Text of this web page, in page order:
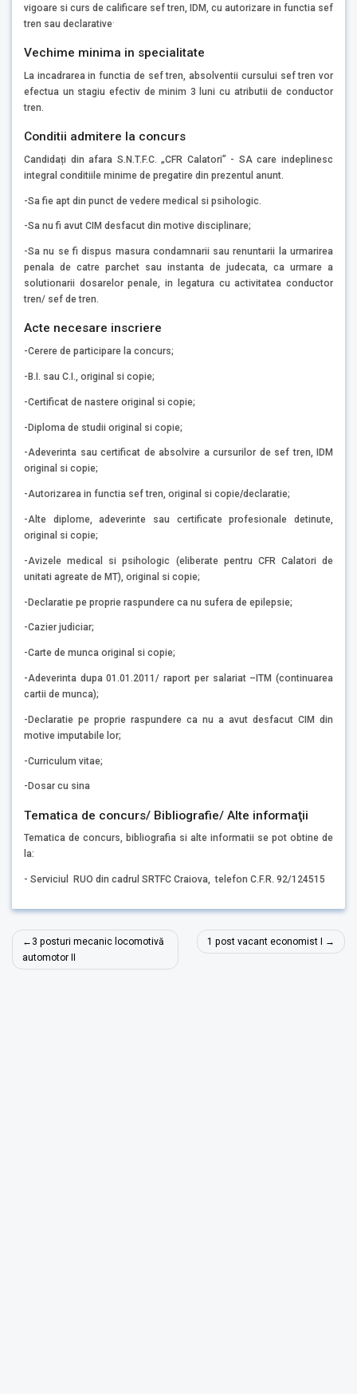
vigoare si curs de calificare sef tren, IDM, cu autorizare in functia sef
tren sau declarative.
Vechime minima in specialitate
La incadrarea in functia de sef tren, absolventii cursului sef tren vor
efectua un stagiu efectiv de minim 3 luni cu atributii de conductor
tren.
Conditii admitere la concurs
Candidați din afara S.N.T.F.C. „CFR Calatori” - SA care indeplinesc
integral conditiile minime de pregatire din prezentul anunt.
-Sa fie apt din punct de vedere medical si psihologic.
-Sa nu fi avut CIM desfacut din motive disciplinare;
-Sa nu se fi dispus masura condamnarii sau renuntarii la urmarirea
penala de catre parchet sau instanta de judecata, ca urmare a
solutionarii dosarelor penale, in legatura cu activitatea conductor
tren/ sef de tren.
Acte necesare inscriere
-Cerere de participare la concurs;
-B.I. sau C.I., original si copie;
-Certificat de nastere original si copie;
-Diploma de studii original si copie;
-Adeverinta sau certificat de absolvire a cursurilor de sef tren, IDM
original si copie;
-Autorizarea in functia sef tren, original si copie/declaratie;
-Alte diplome, adeverinte sau certificate profesionale detinute,
original si copie;
-Avizele medical si psihologic (eliberate pentru CFR Calatori de
unitati agreate de MT), original si copie;
-Declaratie pe proprie raspundere ca nu sufera de epilepsie;
-Cazier judiciar;
-Carte de munca original si copie;
-Adeverinta dupa 01.01.2011/ raport per salariat –ITM (continuarea
cartii de munca);
-Declaratie pe proprie raspundere ca nu a avut desfacut CIM din
motive imputabile lor;
-Curriculum vitae;
-Dosar cu sina
Tematica de concurs/ Bibliografie/ Alte informaţii
Tematica de concurs, bibliografia si alte informatii se pot obtine de
la:
- Serviciul RUO din cadrul SRTFC Craiova, telefon C.F.R. 92/124515
Navigare
în
3 posturi mecanic locomotivă
automotor II
1 post vacant economist I